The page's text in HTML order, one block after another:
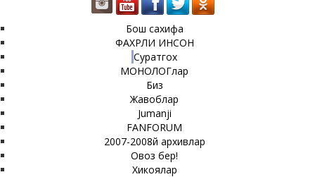
Бош сахифа
ФАХРЛИ ИНСОН
Суратгох
МОНОЛОГлар
Биз
Жавоблар
Jumanji
FANFORUM
2007-2008й архивлар
Овоз бер!
Хикоялар